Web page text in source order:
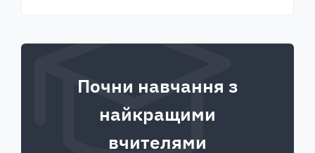
Почни навчання з
найкращими
вчителями